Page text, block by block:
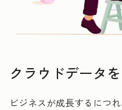
クラウドデータ
ビジネスが成長するにつ